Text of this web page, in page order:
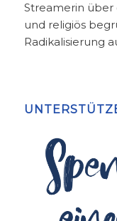
Streamerin über
und religiös
Radikalisierung